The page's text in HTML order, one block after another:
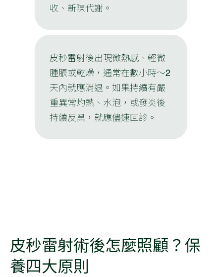
收、新陳代謝。
皮秒雷射後出現微熱感、輕微
腫脹或乾燥，通常在數小時～2
天內就應消退。如果持續有嚴
重異常灼熱、水泡，或發炎後
持續反黑，就應儘速回診。
皮秒雷射術後怎麼照顧？保
養四大原則